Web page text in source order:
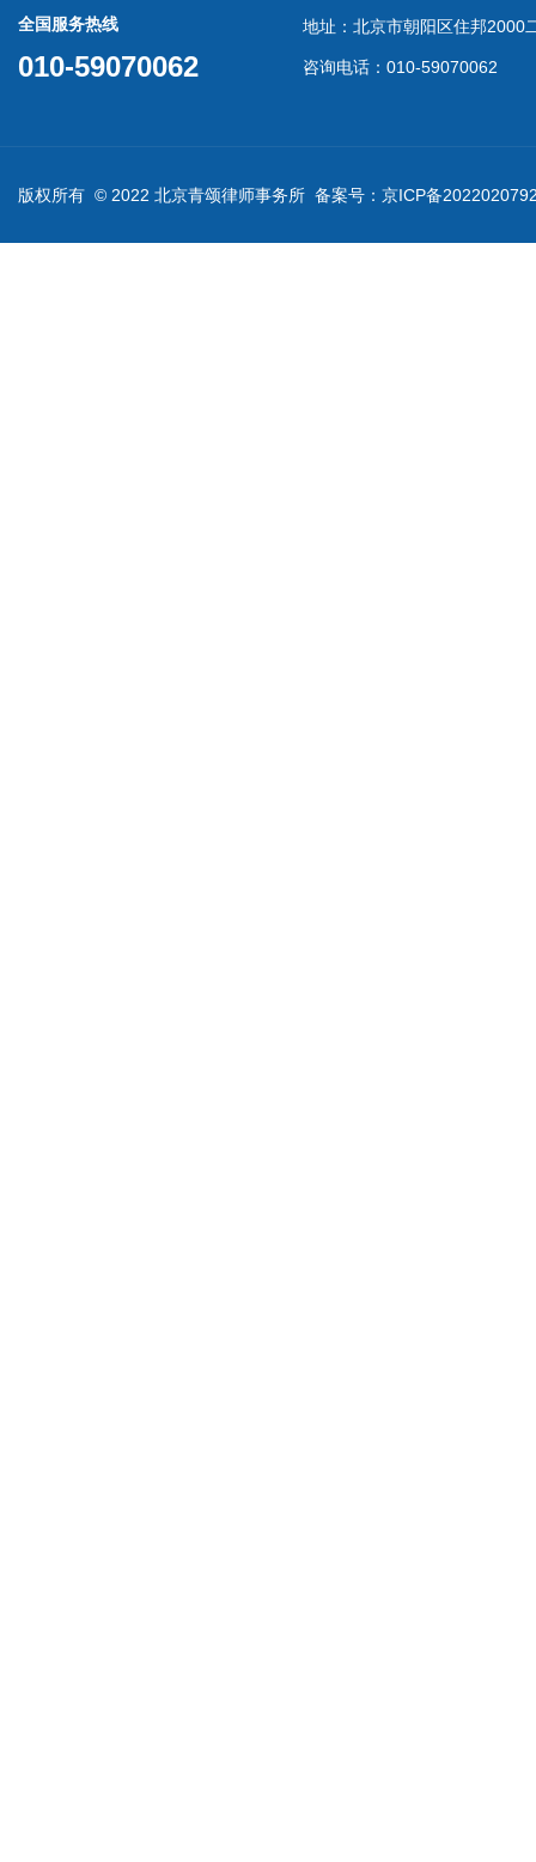
全国服务热线
010-59070062
地址：北京市朝阳区住邦2000
咨询电话：010-59070062
版权所有 © 2022 北京青颂律师事务所 备案号： 京ICP备